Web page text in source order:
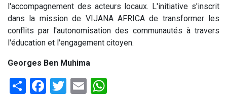
l'accompagnement des acteurs locaux. L'initiative s'inscrit
dans la mission de VIJANA AFRICA de transformer les
conflits par l'autonomisation des communautés à travers
l'éducation et l'engagement citoyen.
Georges Ben Muhima
ShareFacebook
Twitter
Email